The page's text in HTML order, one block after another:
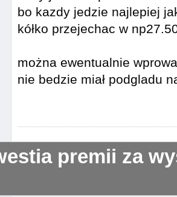
bo kazdy jedzie najlepiej
kółko przejechac w
można ewentualnie
nie bedzie miał podgladu
premii za